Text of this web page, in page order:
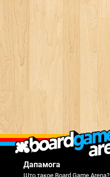
Дапамога
Што такое Board Game Arena?